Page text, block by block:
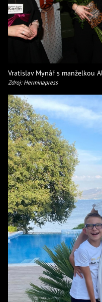
Vratislav Mynář s manželkou
Zdroj: Herminapress